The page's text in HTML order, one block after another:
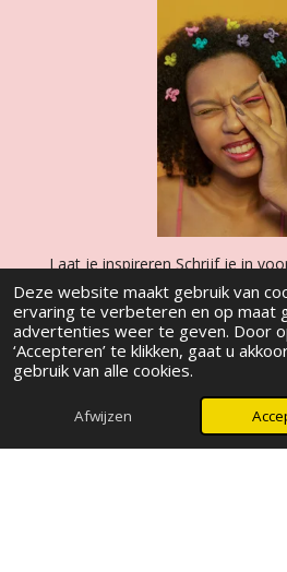
Deze website maakt gebruik van
ervaring te verbeteren en op maat
advertenties weer te geven. Door
‘Accepteren’ te klikken, gaat u
gebruik van alle cookies.
Afwijzen
Laat je inspireren Schrijf je in
wees als eerste op de hoogte
deals en kortingen!
Naam *
E-mailadres